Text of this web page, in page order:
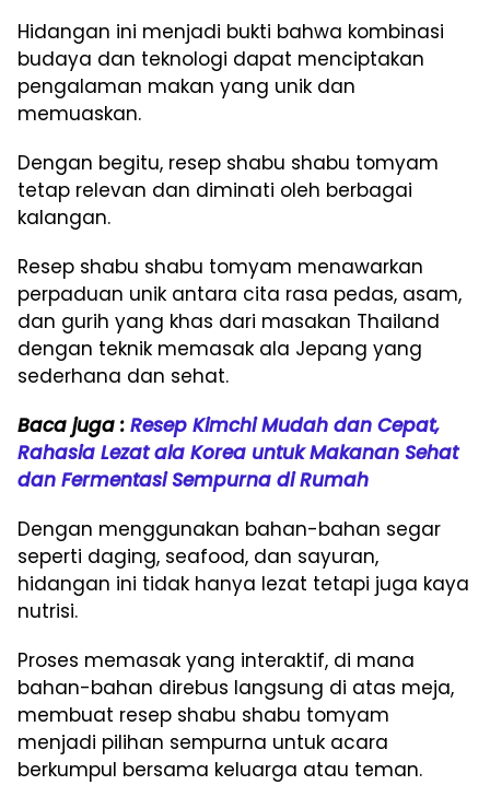
Hidangan ini menjadi bukti bahwa kombinasi
budaya dan teknologi dapat menciptakan
pengalaman makan yang unik dan
memuaskan.
Dengan begitu, resep shabu shabu tomyam
tetap relevan dan diminati oleh berbagai
kalangan.
Resep shabu shabu tomyam menawarkan
perpaduan unik antara cita rasa pedas, asam,
dan gurih yang khas dari masakan Thailand
dengan teknik memasak ala Jepang yang
sederhana dan sehat.
Baca juga : Resep Kimchi Mudah dan Cepat,
Rahasia Lezat ala Korea untuk Makanan Sehat
dan Fermentasi Sempurna di Rumah
Dengan menggunakan bahan-bahan segar
seperti daging, seafood, dan sayuran,
hidangan ini tidak hanya lezat tetapi juga kaya
nutrisi.
Proses memasak yang interaktif, di mana
bahan-bahan direbus langsung di atas meja,
membuat resep shabu shabu tomyam
menjadi pilihan sempurna untuk acara
berkumpul bersama keluarga atau teman.